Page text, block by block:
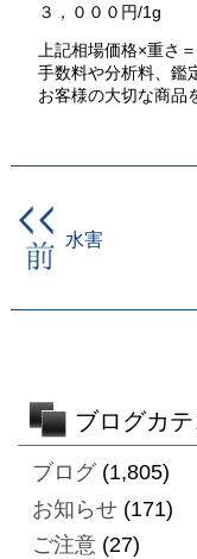
３，０００円/1g
上記相場価格×重
手数料や分析料、鑑
お客様の大切な商品
水害
ブログカ
ブログ(1,805)
お知らせ(171)
ご注意(27)